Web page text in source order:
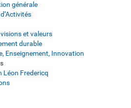
générale
et valeurs
durable
Enseignement, Innovation
Léon Fredericq